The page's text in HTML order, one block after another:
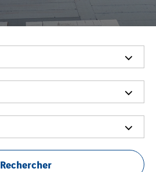
Rechercher